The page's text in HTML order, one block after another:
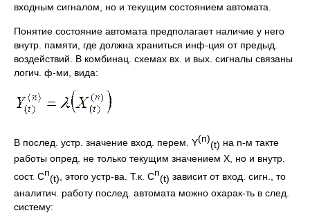
входным сигналом, но и текущим состоянием автомата.
Понятие состояние автомата предполагает наличие у него
внутр. памяти, где должна храниться инф-ция от предыд.
воздействий. В комбинац. схемах вх. и вых. сигналы связаны
логич. ф-ми, вида:
В послед. устр. значение вход. перем. Y(n)
(t) на n-м такте
работы опред. не только текущим значением X, но и внутр.
сост. Сn
(t) , этого устр-ва. Т.к. Сn
(t) зависит от вход. сигн., то
аналитич. работу послед. автомата можно охарак-ть в след.
систему: